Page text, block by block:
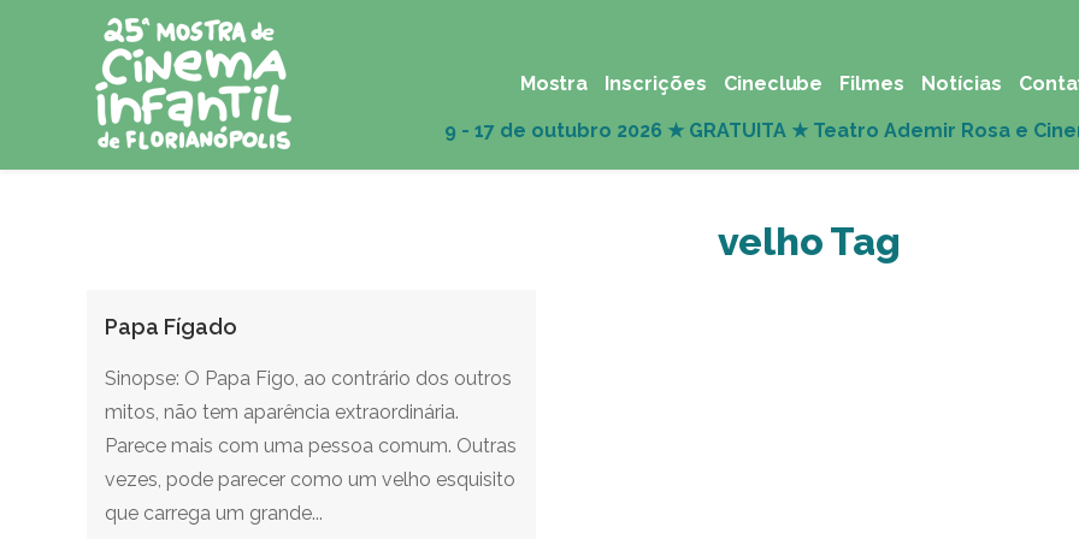
Mostra Inscrições Cineclube Filmes Notícias
velho Tag
Papa Fígado
Sinopse: O Papa Figo, ao contrário dos outros
mitos, não tem aparência extraordinária.
Parece mais com uma pessoa comum. Outras
vezes, pode parecer como um velho esquisito
que carrega um grande...